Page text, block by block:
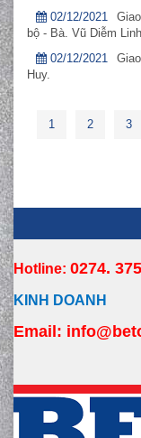
02/12/2021
bộ - Bà. Vũ Diễm Linh
02/12/2021
Huy.
1 2 3
Hotline: 0274.
KINH DOANH
Email: info